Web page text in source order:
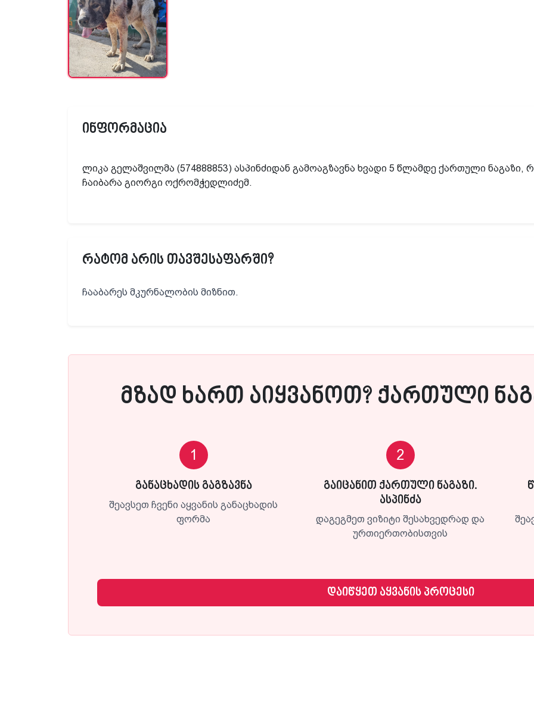
ინფორმაცია
ლიკა გელაშვილმა (574888853) ასპინძიდან გამოაგზავნა ხვადი 5 წლამდე ქართული ნაგაზი,
ჩაიბარა გიორგი ოქრომჭედლიძემ.
რატომ არის თავშესაფარში?
ჩააბარეს მკურნალობის მიზნით.
მზად ხართ აიყვანოთ? ქართული
1
განაცხადის გაგზავნა
შეავსეთ ჩვენი აყვანის განაცხადის
ფორმა
2
გაიცანით ქართული ნაგაზი.
ასპინძა
დაგეგმეთ ვიზიტი შესახვედრად და
ურთიერთობისთვის
დაიწყეთ აყვანის პროცესი